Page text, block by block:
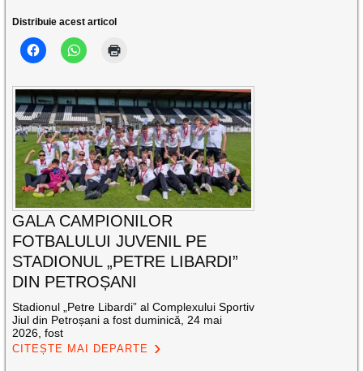
Distribuie acest articol
GALA CAMPIONILOR
FOTBALULUI JUVENIL PE
STADIONUL „PETRE LIBARDI”
DIN PETROȘANI
Stadionul „Petre Libardi” al Complexului Sportiv
Jiul din Petroșani a fost duminică, 24 mai
2026, fost
CITEȘTE MAI DEPARTE